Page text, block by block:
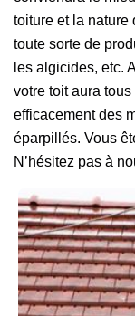
toiture et la nature
toute sorte de
les algicides, etc.
votre toit aura
efficacement des
éparpillés. Vous
N’hésitez pas à